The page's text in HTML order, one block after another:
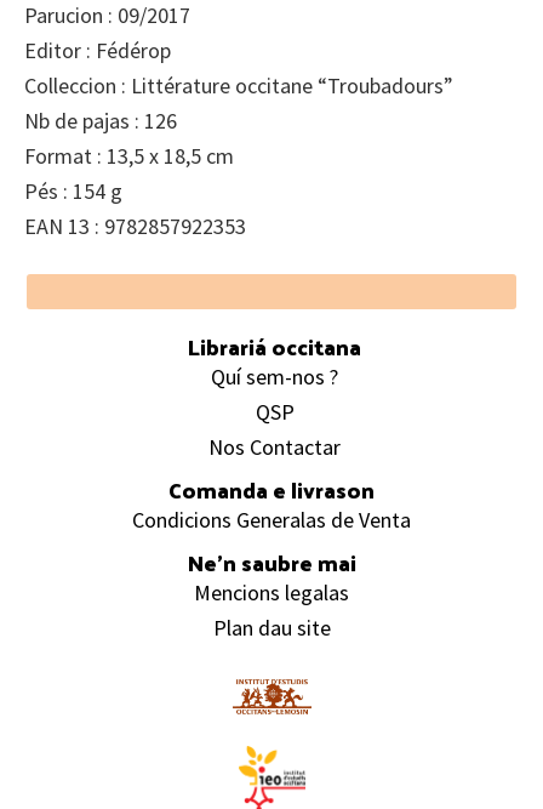
Parucion : 09/2017
Editor : Fédérop
Colleccion : Littérature occitane “Troubadours”
Nb de pajas : 126
Format : 13,5 x 18,5 cm
Pés : 154 g
EAN 13 : 9782857922353
Footer
Librariá occitana
Quí sem-nos ?
QSP
Nos Contactar
Comanda e livrason
Condicions Generalas de Venta
Ne’n saubre mai
Mencions legalas
Plan dau site